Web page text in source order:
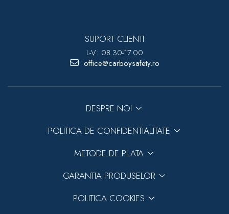
SUPORT CLIENTI
L-V: 08.30-17.00
office@carboysafety.ro
DESPRE NOI
POLITICA DE CONFIDENTIALITATE
METODE DE PLATA
GARANTIA PRODUSELOR
POLITICA COOKIES